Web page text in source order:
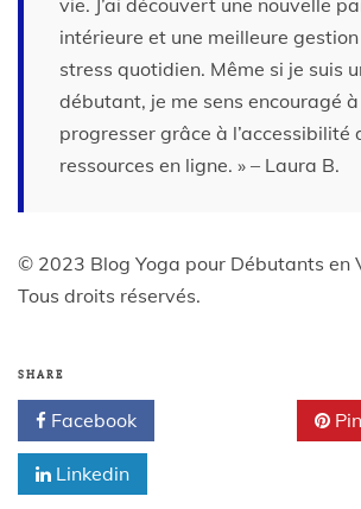
vie. J’ai découvert une nouvelle
intérieure et une meilleure
stress quotidien. Même si je suis
débutant, je me sens encouragé à
progresser grâce à l’accessibilité
ressources en ligne. » – Laura B.
© 2023 Blog Yoga pour Débutants en
Tous droits réservés.
SHARE
Facebook
Linkedin